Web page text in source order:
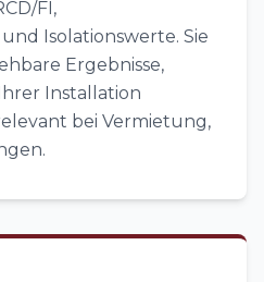
FI,
Isolationswerte. Sie
Ergebnisse,
Installation
bei Vermietung,